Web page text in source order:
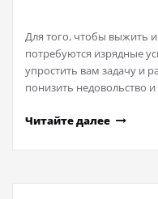
Для того, чтобы выжить
потребуются изрядные
упростить вам задачу и
понизить недовольство
Читайте далее